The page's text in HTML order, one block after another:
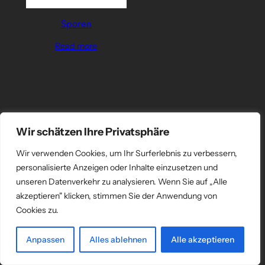
Wir schätzen Ihre Privatsphäre
Wir verwenden Cookies, um Ihr Surferlebnis zu verbessern,
personalisierte Anzeigen oder Inhalte einzusetzen und
unseren Datenverkehr zu analysieren. Wenn Sie auf „Alle
akzeptieren" klicken, stimmen Sie der Anwendung von
Cookies zu.
Anpassen Alles ablehnen Alle akzeptieren
Sporen
Read more